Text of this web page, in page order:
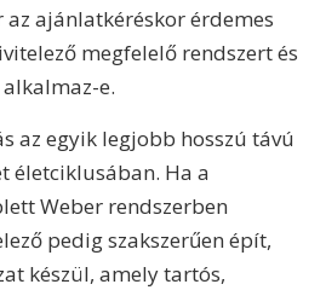
ajánlatkéréskor érdemes
megfelelő rendszert és
e.
az egyik legjobb hosszú távú
életciklusában. Ha a
Weber rendszerben
pedig szakszerűen épít,
készül, amely tartós,